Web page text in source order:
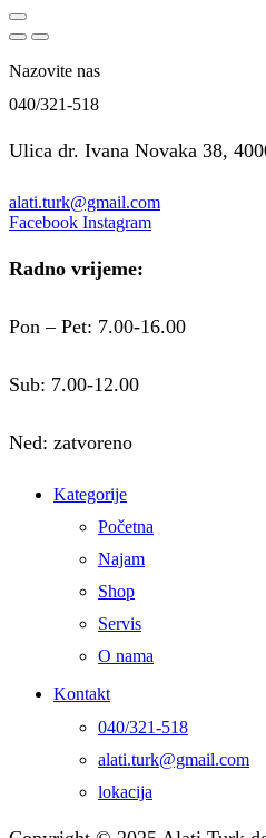
Nazovite nas
040/321-518
Ulica dr. Ivana Novaka 38,
alati.turk@gmail.com
Facebook Instagram
Radno vrijeme:
Pon – Pet: 7.00-16.00
Sub: 7.00-12.00
Ned: zatvoreno
Kategorije
Početna
Najam
Shop
Servis
O nama
Kontakt
040/321-518
alati.turk@gmail.com
lokacija